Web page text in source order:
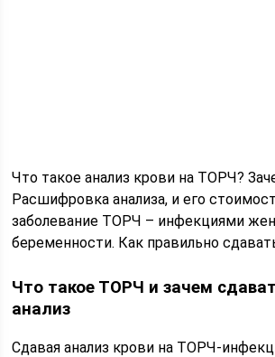
Что такое анализ крови на ТОРЧ?
Расшифровка анализа, и его
заболевание ТОРЧ – инфекциями
беременности. Как правильно
Что такое ТОРЧ и зачем
анализ
Сдавая анализ крови на ТОРЧ-